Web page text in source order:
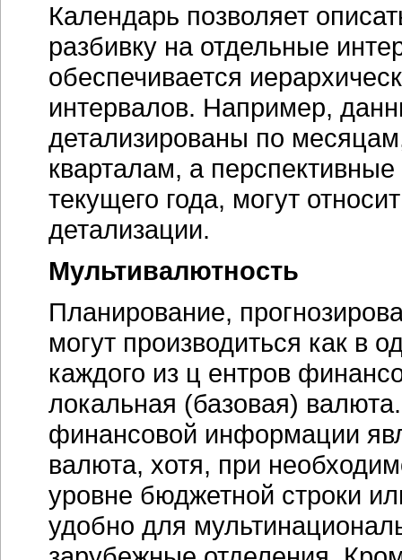
Календарь позволяет
разбивку на отдельные
обеспечивается
интервалов. Например,
детализированы по
кварталам, а
текущего года, могут
детализации.
Мультивалютность
Планирование,
могут производиться как в
каждого из ц ентров
локальная (базовая)
финансовой информации
валюта, хотя, при
уровне бюджетной строки
удобно для